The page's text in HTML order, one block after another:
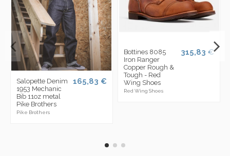
Salopette Denim
1953 Mechanic
Bib 11oz metal
Pike Brothers
Pike Brothers
165,83 €
Bottines 8085
Iron Ranger
Copper Rough &
Tough - Red
Wing Shoes
Red Wing Shoes
315,83 €